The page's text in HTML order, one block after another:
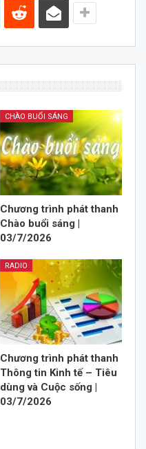
CHÀO BUỔI SÁNG
Chương trình phát thanh
Chào buổi sáng |
03/7/2026
RADIO
Chương trình phát thanh
Thông tin Kinh tế – Tiêu
dùng và Cuộc sống |
03/7/2026